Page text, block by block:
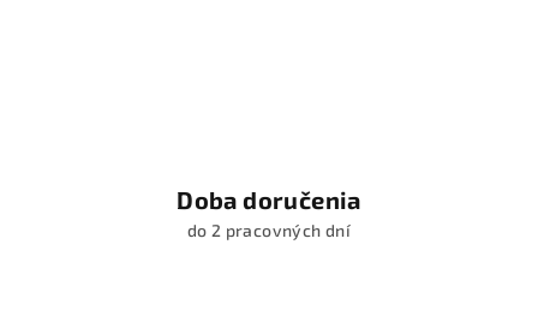
Doba doručenia
do 2 pracovných dní